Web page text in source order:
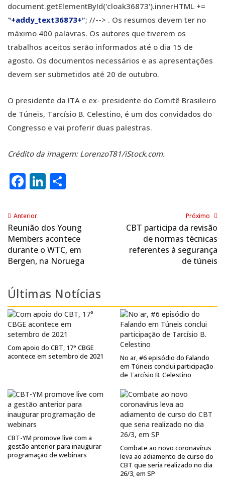
document.getElementById('cloak36873').innerHTML +=
''+addy_text36873+''; //--> . Os resumos devem ter no
máximo 400 palavras. Os autores que tiverem os
trabalhos aceitos serão informados até o dia 15 de
agosto. Os documentos necessários e as apresentações
devem ser submetidos até 20 de outubro.
O presidente da ITA e ex- presidente do Comitê Brasileiro
de Túneis, Tarcísio B. Celestino, é um dos convidados do
Congresso e vai proferir duas palestras.
Crédito da imagem: LorenzoT81/iStock.com.
Facebook
LinkedIn
Anterior
Reunião dos Young
Members acontece
durante o WTC, em
Bergen, na Noruega
Próximo
CBT participa da revisão
de normas técnicas
referentes à segurança
de túneis
Últimas Notícias
Com apoio do CBT, 17° CBGE
acontece em setembro de 2021
No ar, #6 episódio do Falando
em Túneis conclui participação
de Tarcísio B. Celestino
CBT-YM promove live com a
gestão anterior para inaugurar
programação de webinars
Combate ao novo coronavírus
leva ao adiamento de curso do
CBT que seria realizado no dia
26/3, em SP